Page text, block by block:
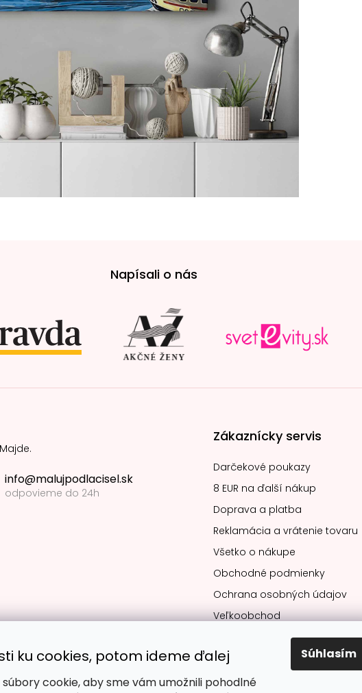
ku cookies, potom ideme ďalej
cookie, aby sme vám umožnili pohodlné
Súhlasím
Napísali o nás
info@malujpodlacisel.sk
odpovieme do 24h
Zákaznícky servis
Darčekové poukazy
8 EUR na ďalší nákup
Doprava a platba
Reklamácia a vrátenie tovaru
Všetko o nákupe
Obchodné podmienky
Ochrana osobných údajov
Veľkoobchod
Obľúbené spôsoby platby: